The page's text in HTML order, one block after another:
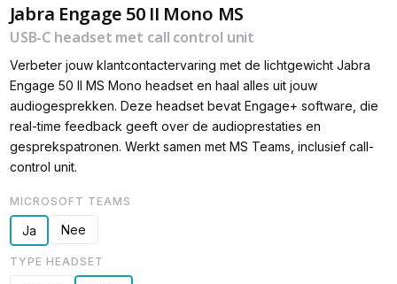
Jabra Engage 50 II Mono MS
USB-C headset met call control unit
Verbeter jouw klantcontactervaring met de lichtgewicht Jabra
Engage 50 II MS Mono headset en haal alles uit jouw
audiogesprekken. Deze headset bevat Engage+ software, die
real-time feedback geeft over de audioprestaties en
gesprekspatronen. Werkt samen met MS Teams, inclusief call-
control unit.
MICROSOFT TEAMS
Ja Nee
TYPE HEADSET